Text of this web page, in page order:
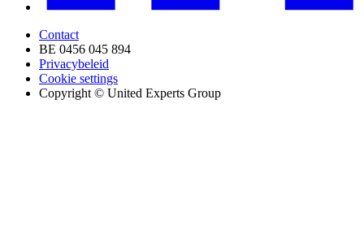
Contact
BE 0456 045 894
Privacybeleid
Cookie settings
Copyright © United Experts Group